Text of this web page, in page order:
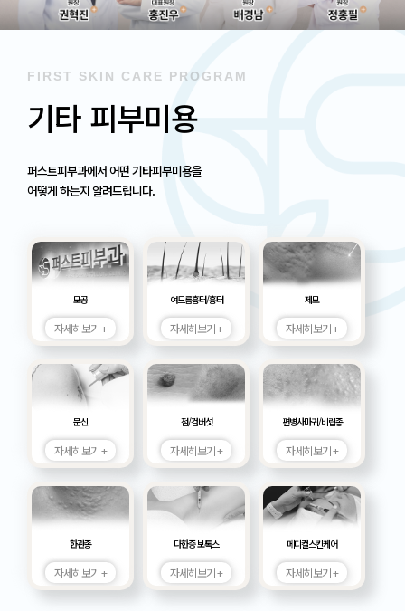
FIRST SKIN CARE PROGRAM
기타 피부미용
퍼스트피부과에서 어떤 기타피부미용을
어떻게 하는지 알려드립니다.
모공
자세히보기 +
여드름흉터/흉터
자세히보기 +
제모
자세히보기 +
문신
자세히보기 +
점/검버섯
자세히보기 +
편병사마귀/비립종
자세히보기 +
한관종
자세히보기 +
다한증 보톡스
자세히보기 +
메디컬스킨케어
자세히보기 +